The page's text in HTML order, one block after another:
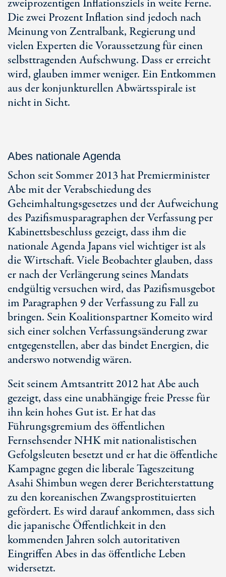
zweiprozentigen Inflationsziels in weite Ferne.
Die zwei Prozent Inflation sind jedoch nach
Meinung von Zentralbank, Regierung und
vielen Experten die Voraussetzung für einen
selbsttragenden Aufschwung. Dass er erreicht
wird, glauben immer weniger. Ein Entkommen
aus der konjunkturellen Abwärtsspirale ist
nicht in Sicht.
Abes nationale Agenda
Schon seit Sommer 2013 hat Premierminister
Abe mit der Verabschiedung des
Geheimhaltungsgesetzes und der Aufweichung
des Pazifismusparagraphen der Verfassung per
Kabinettsbeschluss gezeigt, dass ihm die
nationale Agenda Japans viel wichtiger ist als
die Wirtschaft. Viele Beobachter glauben, dass
er nach der Verlängerung seines Mandats
endgültig versuchen wird, das Pazifismusgebot
im Paragraphen 9 der Verfassung zu Fall zu
bringen. Sein Koalitionspartner Komeito wird
sich einer solchen Verfassungsänderung zwar
entgegenstellen, aber das bindet Energien, die
anderswo notwendig wären.
Seit seinem Amtsantritt 2012 hat Abe auch
gezeigt, dass eine unabhängige freie Presse für
ihn kein hohes Gut ist. Er hat das
Führungsgremium des öffentlichen
Fernsehsender NHK mit nationalistischen
Gefolgsleuten besetzt und er hat die öffentliche
Kampagne gegen die liberale Tageszeitung
Asahi Shimbun wegen derer Berichterstattung
zu den koreanischen Zwangsprostituierten
gefördert. Es wird darauf ankommen, dass sich
die japanische Öffentlichkeit in den
kommenden Jahren solch autoritativen
Eingriffen Abes in das öffentliche Leben
widersetzt.